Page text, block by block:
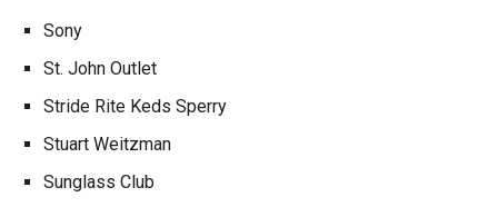
Sony
St. John Outlet
Stride Rite Keds Sperry
Stuart Weitzman
Sunglass Club